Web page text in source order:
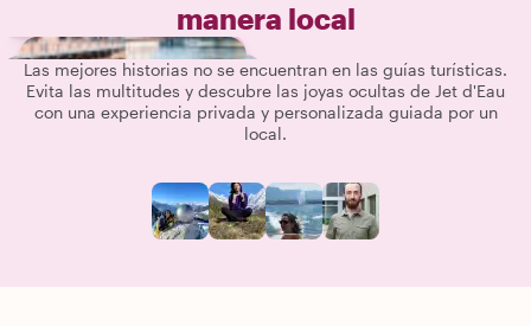
manera local
Las mejores historias no se encuentran en las guías turísticas.
Evita las multitudes y descubre las joyas ocultas de Jet d'Eau
con una experiencia privada y personalizada guiada por un
local.